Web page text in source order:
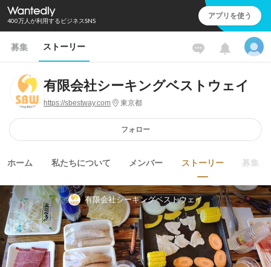
400万人が利用するビジネスSNS アプリを使う
募集 ストーリー
有限会社シーキングベストウェイ
https://sbestway.com 東京都
フォロー
ホーム 私たちについて メンバー ストーリー 募集
有限会社シーキングベストウェイ